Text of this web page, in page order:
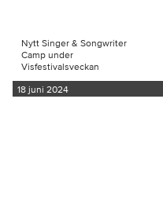
Nytt Singer & Songwriter
Camp under
Visfestivalsveckan
18 juni 2024